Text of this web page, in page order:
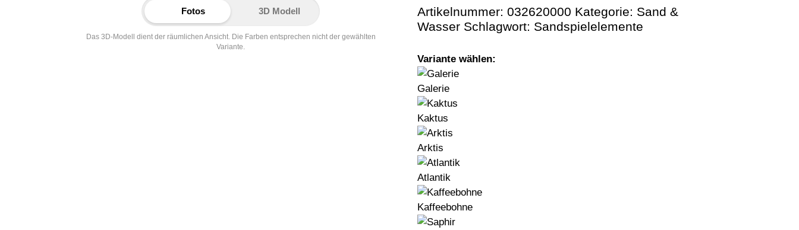
Fotos 3D Modell
Das 3D-Modell dient der räumlichen Ansicht. Die Farben entsprechen nicht der gewählten
Variante.
Artikelnummer: 032620000 Kategorie: Sand &
Wasser Schlagwort: Sandspielelemente
Variante wählen:
Galerie
Kaktus
Arktis
Atlantik
Kaffeebohne